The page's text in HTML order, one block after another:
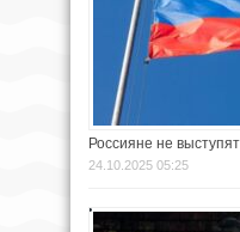
Россияне не
24.10.2025 05:25